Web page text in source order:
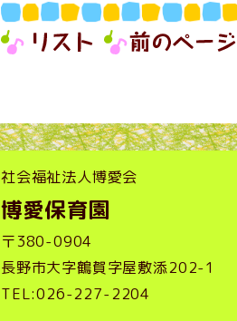
社会福祉法人博愛会
博愛保育園
〒380-0904
長野市大字鶴賀字屋敷添202-1
TEL:026-227-2204